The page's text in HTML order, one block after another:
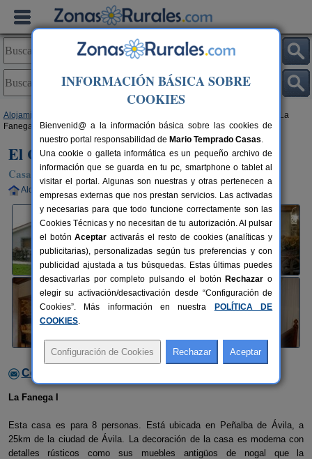
Alojamientos
> El Celemín y La
Fanega I
El Celemín y La Fanega I
Casa Rural en Peñalba de Ávila (Ávila)
Alquiler completo 25 km de Ávila
Contactar con el alojamiento
La Fanega I
Esta casa es para 8 personas. Está ubicada en Peñalba de Ávila, a
25km de la ciudad de Ávila. La decoración de la casa es moderna con
detalles rústicos como sus muebles antigüos de nogal que la
INFORMACIÓN BÁSICA SOBRE
COOKIES
Bienvenid@ a la información básica sobre las cookies de
nuestro portal responsabilidad de Mario Temprado Casas.
Una cookie o galleta informática es un pequeño archivo de
información que se guarda en tu pc, smartphone o tablet al
visitar el portal. Algunas son nuestras y otras pertenecen a
empresas externas que nos prestan servicios. Las activadas
y necesarias para que todo funcione correctamente son las
Cookies Técnicas y no necesitan de tu autorización. Al pulsar
el botónAceptar activarás el resto de cookies (analíticas y
publicitarias), personalizadas según tus preferencias y con
publicidad ajustada a tus búsquedas. Estas últimas puedes
desactivarlas por completo pulsando el botón Rechazar o
elegir su activación/desactivación desde “Configuración de
Cookies”. Más información en nuestra
POLÍTICA DE
COOKIES.